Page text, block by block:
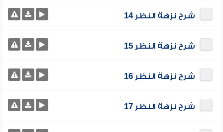
شرح نزهة النظر 14
شرح نزهة النظر 15
شرح نزهة النظر 16
شرح نزهة النظر 17